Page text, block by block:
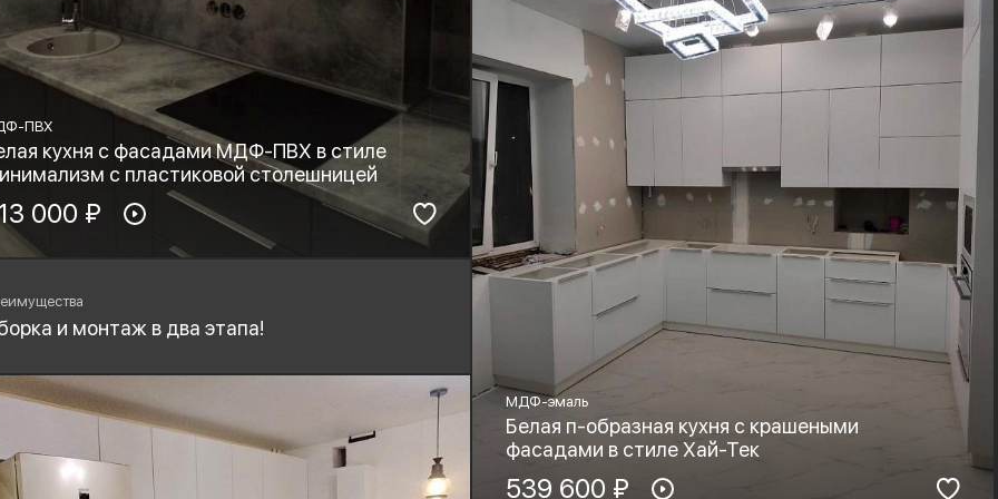
ПВХ
кухня с фасадами МДФ-ПВХ в стиле
с пластиковой столешницей
фасадов:
ПВХ
Материал столешницы:
HPL+основа
Blum
000 ₽
МДФ-эмаль
Белая п-образная кухня с крашеными
фасадами в стиле Хай-Тек
Материал фасадов:
539 600 ₽
и монтаж в два этапа!